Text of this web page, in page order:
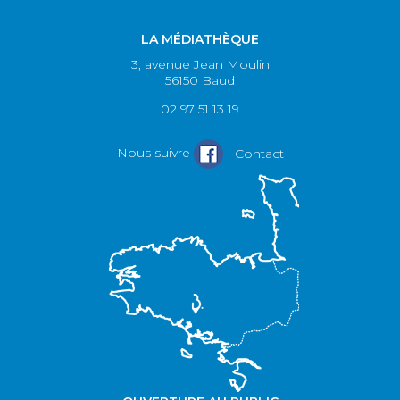
LA MÉDIATHÈQUE
3, avenue Jean Moulin
56150 Baud
02 97 51 13 19
Nous suivre - Contact